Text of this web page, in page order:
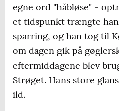
egne ord "håbløse" -
et tidspunkt trængte
sparring, og han tog til
om dagen gik på
eftermiddagene blev
Strøget. Hans store
ild.